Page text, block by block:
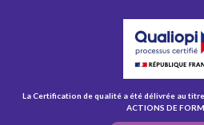
La Certification de qualité a été délivrée au
ACTIONS DE